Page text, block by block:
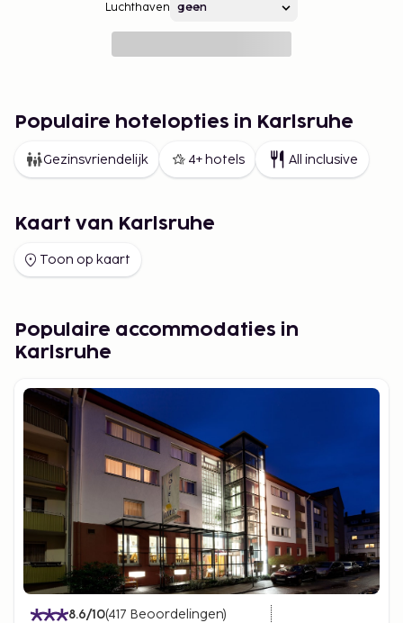
Luchthaven
Populaire hotelopties in Karlsruhe
Gezinsvriendelijk 4+ hotels All inclusive
Kaart van Karlsruhe
Toon op kaart
Populaire accommodaties in
Karlsruhe
8.6/10(417 Beoordelingen)